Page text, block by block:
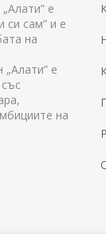
е
си сам” и е
на
е
на